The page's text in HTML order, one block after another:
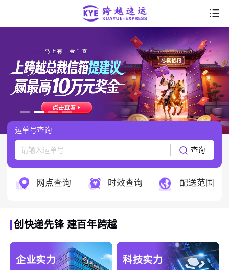
走进跨越
产品服务
服务支持
跨越科技
运单号查询
查询
网点查询 时效查询 配送范围
创快递先锋 建百年跨越
企业实力 科技实力